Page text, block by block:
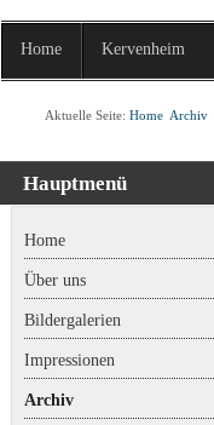
Home Kervenheim
Aktuelle Seite: Home Archiv
Hauptmenü
Home
Über uns
Bildergalerien
Impressionen
Archiv